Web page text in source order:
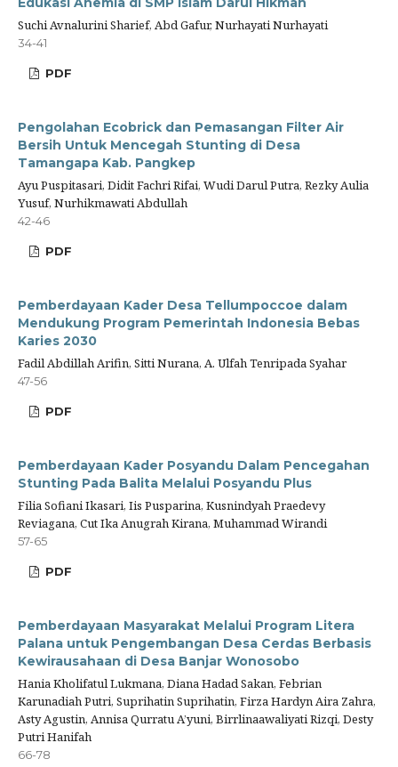
Suchi Avnalurini Sharief, Abd Gafur, Nurhayati Nurhayati
34-41
PDF
Pengolahan Ecobrick dan Pemasangan Filter Air
Bersih Untuk Mencegah Stunting di Desa
Tamangapa Kab. Pangkep
Ayu Puspitasari, Didit Fachri Rifai, Wudi Darul Putra, Rezky Aulia
Yusuf, Nurhikmawati Abdullah
42-46
PDF
Pemberdayaan Kader Desa Tellumpoccoe dalam
Mendukung Program Pemerintah Indonesia Bebas
Karies 2030
Fadil Abdillah Arifin, Sitti Nurana, A. Ulfah Tenripada Syahar
47-56
PDF
Pemberdayaan Kader Posyandu Dalam Pencegahan
Stunting Pada Balita Melalui Posyandu Plus
Filia Sofiani Ikasari, Iis Pusparina, Kusnindyah Praedevy
Reviagana, Cut Ika Anugrah Kirana, Muhammad Wirandi
57-65
PDF
Pemberdayaan Masyarakat Melalui Program Litera
Palana untuk Pengembangan Desa Cerdas Berbasis
Kewirausahaan di Desa Banjar Wonosobo
Hania Kholifatul Lukmana, Diana Hadad Sakan, Febrian
Karunadiah Putri, Suprihatin Suprihatin, Firza Hardyn Aira Zahra,
Asty Agustin, Annisa Qurratu A’yuni, Birrlinaawaliyati Rizqi, Desty
Putri Hanifah
66-78